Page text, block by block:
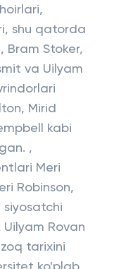
shu qatorda
Bram Stoker,
va Uilyam
Mirid
kabi
,
Meri
Robinson,
siyosatchi
Rovan
tarixini